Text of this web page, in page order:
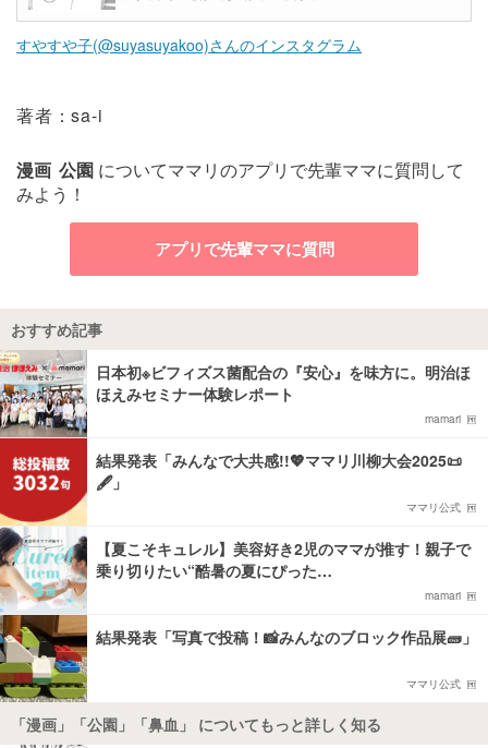
すやすや子(@suyasuyakoo)さんのインスタグラム
著者：sa-i
漫画 公園 についてママリのアプリで先輩ママに質問して
みよう！
アプリで先輩ママに質問
おすすめ記事
日本初※ビフィズス菌配合の『安心』を味方に。明治ほ
ほえみセミナー体験レポート
mamari
結果発表「みんなで大共感!!💖ママリ川柳大会2025📜
🖋️」
ママリ公式
【夏こそキュレル】美容好き2児のママが推す！親子で
乗り切りたい“酷暑の夏にぴった…
mamari
結果発表「写真で投稿！📸みんなのブロック作品展🧱」
ママリ公式
「漫画」「公園」「鼻血」 についてもっと詳しく知る